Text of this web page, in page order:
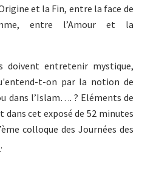
et la Fin, entre la face de
entre l’Amour et la
doivent entretenir mystique,
t-on par la notion de
dans l’Islam…. ? Eléments de
cet exposé de 52 minutes
colloque des Journées des
.